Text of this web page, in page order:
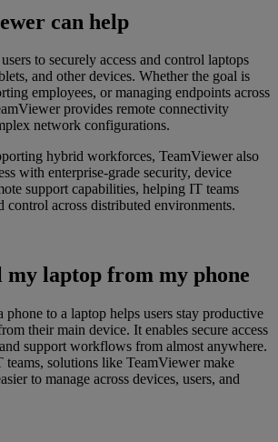
can help
to securely access and control laptops
and other devices. Whether the goal is
employees, or managing endpoints across
provides remote connectivity
network configurations.
hybrid workforces, TeamViewer also
with enterprise-grade security, device
support capabilities, helping IT teams
across distributed environments.
laptop from my phone
phone to a laptop helps users stay productive
their main device. It enables secure access
support workflows from almost anywhere.
teams, solutions like TeamViewer make
to manage across devices, users, and